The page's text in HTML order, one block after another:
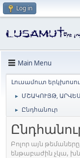
Log in
Main Menu
Լուսամուտ
► ՄՇԱԿՈՒՅԹ,
► Ընդհանուր
Բոլոր այն
ենթաբաժին չկա,